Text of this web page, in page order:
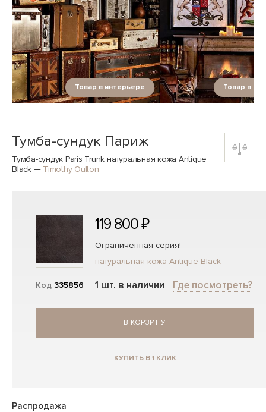
Товар в интерьере Товар в
Тумба-сундук Париж
Тумба-сундук Paris Trunk натуральная кожа Antique
Black— Timothy Oulton
Код 335856
119 800 ₽
Ограниченная серия!
натуральная кожа Antique Black
1 шт. в наличии Где посмотреть?
В КОРЗИНУ
КУПИТЬ В 1 КЛИК
Распродажа